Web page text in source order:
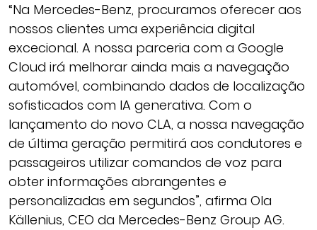
“Na Mercedes-Benz, procuramos oferecer aos
nossos clientes uma experiência digital
excecional. A nossa parceria com a Google
Cloud irá melhorar ainda mais a navegação
automóvel, combinando dados de localização
sofisticados com IA generativa. Com o
lançamento do novo CLA, a nossa navegação
de última geração permitirá aos condutores e
passageiros utilizar comandos de voz para
obter informações abrangentes e
personalizadas em segundos”, afirma Ola
Källenius, CEO da Mercedes-Benz Group AG.